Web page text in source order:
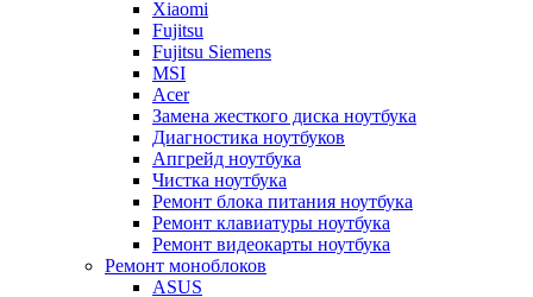
Xiaomi
Fujitsu
Fujitsu Siemens
MSI
Acer
Замена жесткого диска ноутбука
Диагностика ноутбуков
Апгрейд ноутбука
Чистка ноутбука
Ремонт блока питания ноутбука
Ремонт клавиатуры ноутбука
Ремонт видеокарты ноутбука
Ремонт моноблоков
ASUS